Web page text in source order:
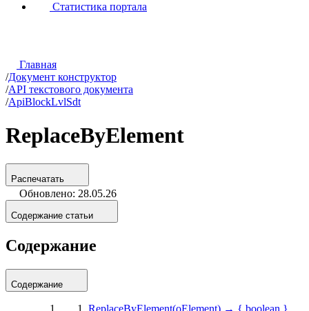
Статистика портала
Главная
/Документ конструктор
/API текстового документа
/ApiBlockLvlSdt
ReplaceByElement
Распечатать
Обновлено: 28.05.26
Содержание статьи
Содержание
Содержание
ReplaceByElement(oElement) → { boolean }